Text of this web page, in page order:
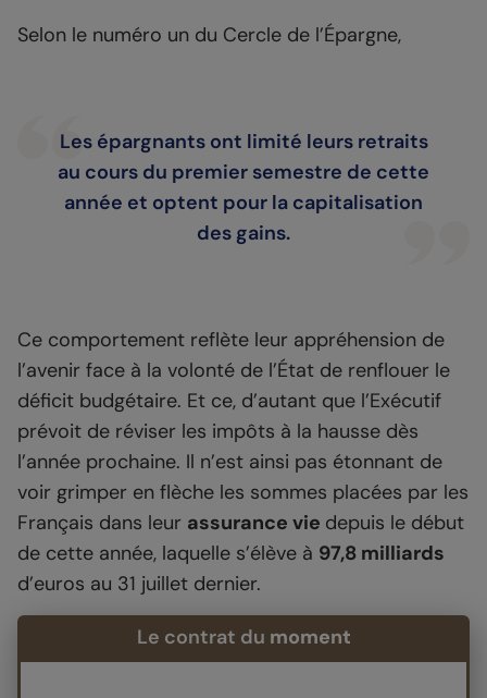
Selon le numéro un du Cercle de l’Épargne,
Les épargnants ont limité leurs retraits
au cours du premier semestre de cette
année et optent pour la capitalisation
des gains.
Ce comportement reflète leur appréhension de
l’avenir face à la volonté de l’État de renflouer le
déficit budgétaire. Et ce, d’autant que l’Exécutif
prévoit de réviser les impôts à la hausse dès
l’année prochaine. Il n’est ainsi pas étonnant de
voir grimper en flèche les sommes placées par les
Français dans leur assurance vie depuis le début
de cette année, laquelle s’élève à 97,8 milliards
d’euros au 31 juillet dernier.
Le contrat du moment